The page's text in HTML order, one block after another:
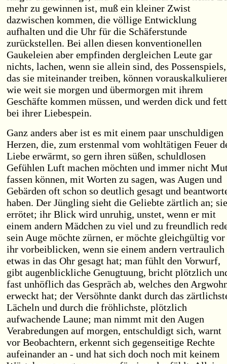
mehr zu gewinnen ist, muß ein kleiner Zwist
dazwischen kommen, die völlige Entwicklung
aufhalten und die Uhr für die Schäferstunde
zurückstellen. Bei allen diesen konventionellen
Gaukeleien aber empfinden dergleichen Leute gar
nichts, lachen, wenn sie allein sind, des Possenspiels,
das sie miteinander treiben, können
wie weit sie morgen und übermorgen mit ihrem
Geschäfte kommen müssen, und werden dick und fett
bei ihrer Liebespein.
Ganz anders aber ist es mit einem paar unschuldigen
Herzen, die, zum erstenmal vom wohltätigen Feuer
Liebe erwärmt, so gern ihren süßen, schuldlosen
Gefühlen Luft machen möchten und immer nicht
fassen können, mit Worten zu sagen, was Augen und
Gebärden oft schon so deutlich gesagt und
haben. Der Jüngling sieht die Geliebte zärtlich an; sie
errötet; ihr Blick wird unruhig, unstet, wenn er mit
einem andern Mädchen zu viel und zu freundlich
sein Auge möchte zürnen, er möchte gleichgültig vor
ihr vorbeiblicken, wenn sie einem andern vertraulich
etwas in das Ohr gesagt hat; man fühlt den Vorwurf,
gibt augenblickliche Genugtuung, bricht plötzlich
fast unhöflich das Gespräch ab, welches den
erweckt hat; der Versöhnte dankt durch das
Lächeln und durch die fröhlichste, plötzlich
aufwachende Laune; man nimmt mit den Augen
Verabredungen auf morgen, entschuldigt sich, warnt
vor Beobachtern, erkennt sich gegenseitige Rechte
aufeinander an - und hat sich doch noch mit keinem